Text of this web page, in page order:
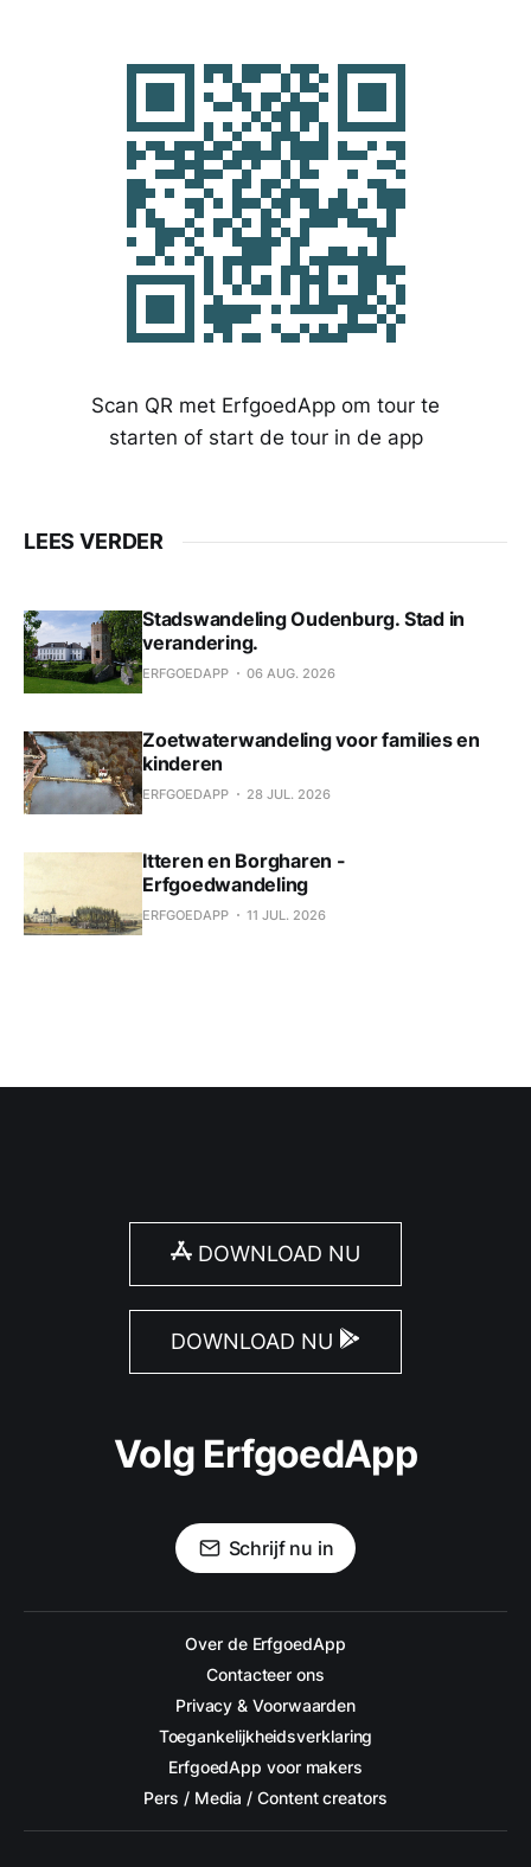
Scan QR met ErfgoedApp om tour te
starten of start de tour in de app
LEES VERDER
Stadswandeling Oudenburg. Stad in
verandering.
ERFGOEDAPP 06 AUG. 2026
Zoetwaterwandeling voor families en
kinderen
ERFGOEDAPP 28 JUL. 2026
Itteren en Borgharen -
Erfgoedwandeling
ERFGOEDAPP 11 JUL. 2026
DOWNLOAD NU
DOWNLOAD NU
Volg ErfgoedApp
Schrijf nu in
Over de ErfgoedApp
Contacteer ons
Privacy & Voorwaarden
Toegankelijkheidsverklaring
ErfgoedApp voor makers
Pers / Media / Content creators